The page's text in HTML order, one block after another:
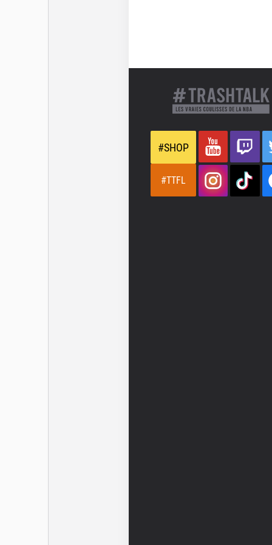
#SHOP
#TTFL